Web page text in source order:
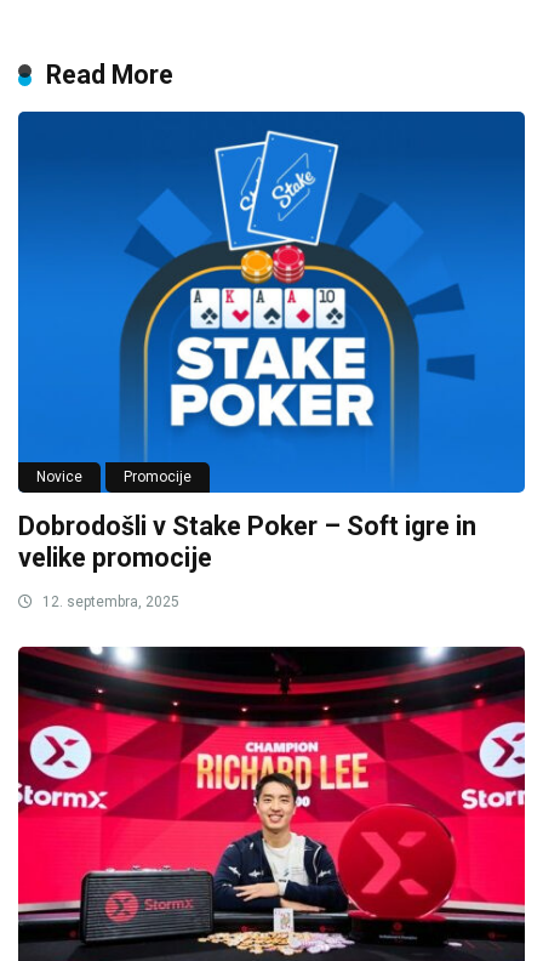
Read More
Novice Promocije
Dobrodošli v Stake Poker – Soft igre in
velike promocije
12. septembra, 2025